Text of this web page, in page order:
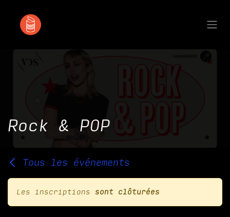
Rock & POP
Tous les événements
Les inscriptions sont clôturées